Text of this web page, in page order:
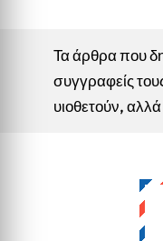
Τα άρθρα που
συγγραφείς
υιοθετούν,